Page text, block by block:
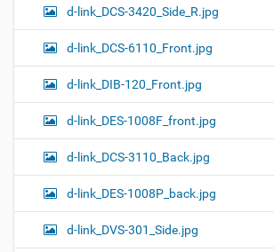
d-link_DCS-3420_Side_R.jpg
d-link_DCS-6110_Front.jpg
d-link_DIB-120_Front.jpg
d-link_DES-1008F_front.jpg
d-link_DCS-3110_Back.jpg
d-link_DES-1008P_back.jpg
d-link_DVS-301_Side.jpg